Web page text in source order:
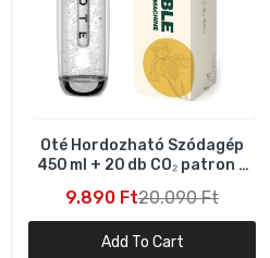
Oté Hordozható Szódagép
450 ml + 20 db CO₂ patron –
9.890 Ft20.090 Ft
Add To Cart